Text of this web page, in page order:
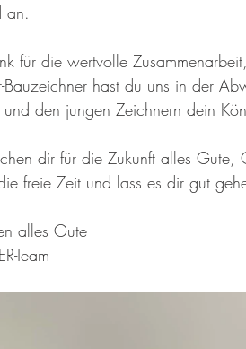
an.
für die wertvolle
Bauzeichner hast du uns in der
und den jungen Zeichnern dein
dir für die Zukunft alles Gute,
freie Zeit und lass es dir gut
alles Gute
Team